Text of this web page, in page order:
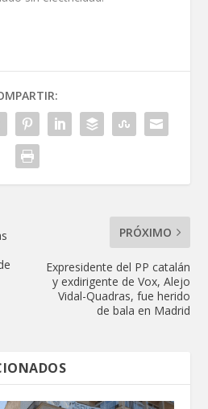
PRÓXIMO
Expresidente del PP catalán
y exdirigente de Vox, Alejo
Vidal-Quadras, fue herido
de bala en Madrid